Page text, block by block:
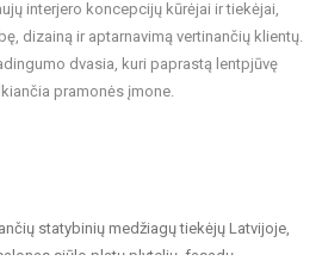
interjero koncepcijų kūrėjai ir tiekėjai,
dizainą ir aptarnavimą vertinančių klientų.
dvasia, kuri paprastą lentpjūvę
pramonės įmone.
statybinių medžiagų tiekėjų Latvijoje,
siūlo platų plytelių, fasadų